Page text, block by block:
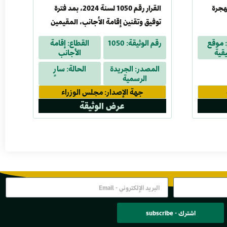
موقع
القرار رقم 1050 لسنة 2024، بمد فترة
توفيق وتقنين إقامة الأجانب، المقيمين
بالبلاد بصورة غير شرعية، لمدة ستة أشهر
إضافية
رقم الوثيقة: 1050 القطاع: إقامة
الأجانب
المصدر: الجريدة
الرسمية
الحالة: سارٍ
جهة الإصدار: مجلس الوزراء
عرض الوثيقة
اشترك - subscribe